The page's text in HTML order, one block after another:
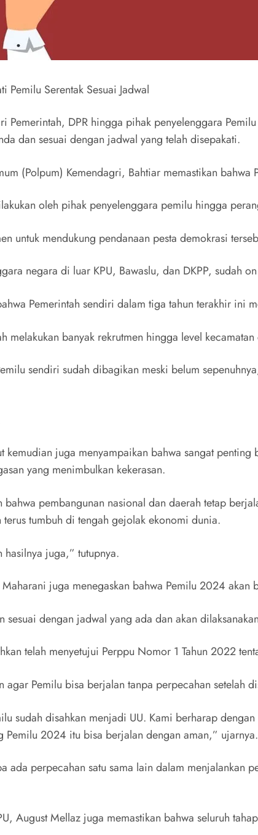
Pemilu Serentak Sesuai Jadwal
DPR hingga pihak penyelenggara
dan sesuai dengan jadwal yang telah disepakati.
(Polpum) Kemendagri, Bahtiar memastikan
oleh pihak penyelenggara pemilu hingga
untuk mendukung pendanaan pesta demokrasi
negara di luar KPU, Bawaslu, dan DKPP, sudah
Pemerintah sendiri dalam tiga tahun terakhir ini
melakukan banyak rekrutmen hingga level
sendiri sudah dibagikan meski belum
kemudian juga menyampaikan bahwa sangat
yang menimbulkan kekerasan.
pembangunan nasional dan daerah tetap
tumbuh di tengah gejolak ekonomi dunia.
hasilnya juga,” tutupnya.
Maharani juga menegaskan bahwa Pemilu 2024 akan
sesuai dengan jadwal yang ada dan akan
telah menyetujui Perppu Nomor 1 Tahun 2022
Pemilu bisa berjalan tanpa perpecahan setelah
sudah disahkan menjadi UU. Kami berharap
Pemilu 2024 itu bisa berjalan dengan aman,” ujarnya.
ada perpecahan satu sama lain dalam menjalankan
August Mellaz juga memastikan bahwa seluruh